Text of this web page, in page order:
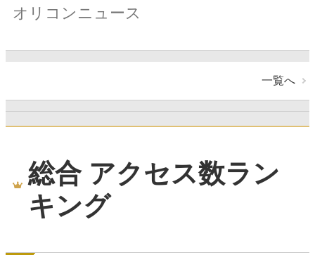
オリコンニュース
一覧へ
総合 アクセス数ラン
キング